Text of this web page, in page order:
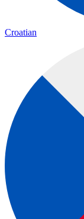
Croatian